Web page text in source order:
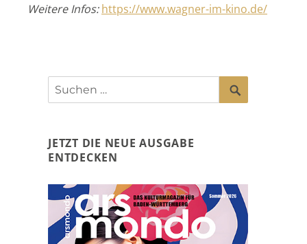
Weitere Infos:https://www.wagner-im-kino.de/
Suchen
nach:
SUCHEN
JETZT DIE NEUE AUSGABE
ENTDECKEN